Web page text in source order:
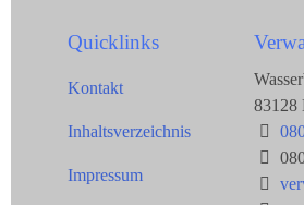
Quicklinks
Kontakt
Inhaltsverzeichnis
Impressum
83128